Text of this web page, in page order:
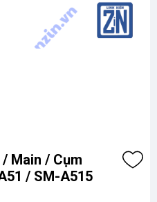
Main / Cụm
/ SM-A515